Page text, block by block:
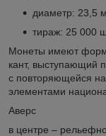
диаметр: 23,5
тираж: 25 000
Монеты имеют
кант, выступающий
с повторяющейся
элементами
Аверс
в центре –